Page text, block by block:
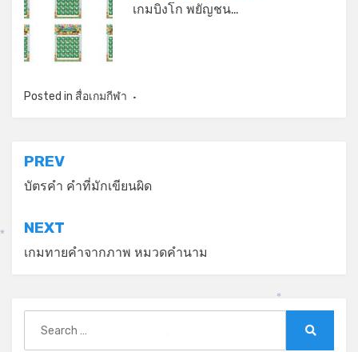
เกมบิงโก พยัญชน…
Posted in สื่อเกมกีฬา
แนะแนว
เรื่อง
PREV
บัตรคำ คำที่มักเขียนผิด
NEXT
เกมทายคำจากภาพ หมวดคำนาม
for: